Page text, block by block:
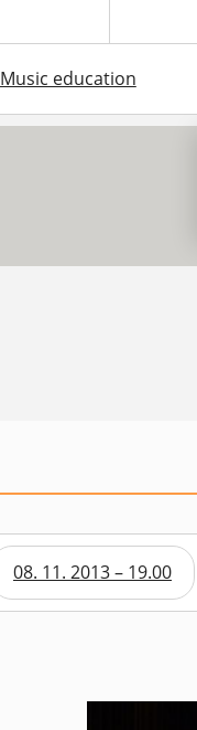
Music education
08. 11. 2013 – 19.00